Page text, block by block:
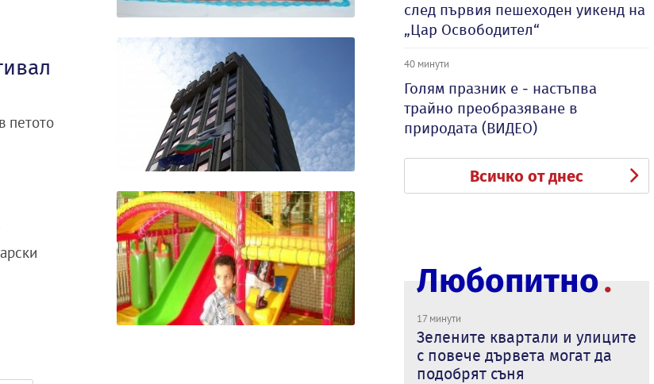
петото
след първия пешеходен уикенд на
„Цар Освободител“
40 минути
Голям празник е - настъпва
трайно преобразяване в
природата (ВИДЕО)
Всичко от днес
Любопитно
17 минути
Зелените квартали и улиците
с повече дървета могат да
подобрят съня